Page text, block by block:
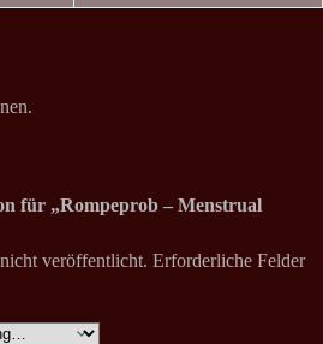
für „Rompeprob – Menstrual
veröffentlicht. Erforderliche Felder